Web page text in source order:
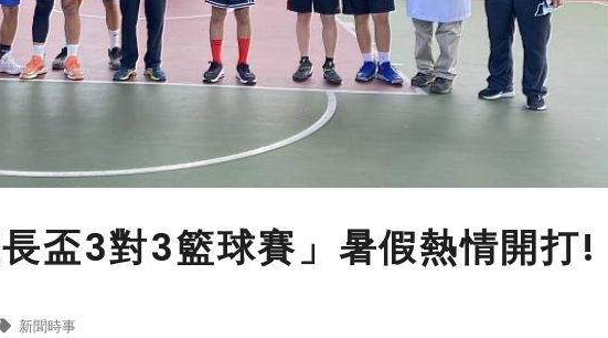
長盃3對3籃球賽」暑假熱情開打!
新聞時事